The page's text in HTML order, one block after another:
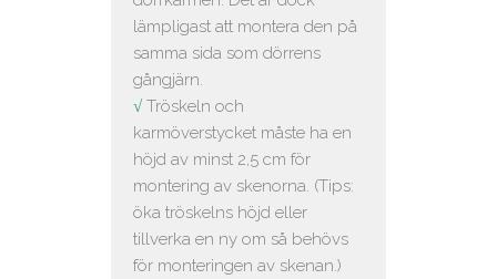
lämpligast att montera den på
samma sida som dörrens
gångjärn.
√ Tröskeln och
karmöverstycket måste ha en
höjd av minst 2,5 cm för
montering av skenorna. (Tips:
öka tröskelns höjd eller
tillverka en ny om så behövs
för monteringen av skenan.)